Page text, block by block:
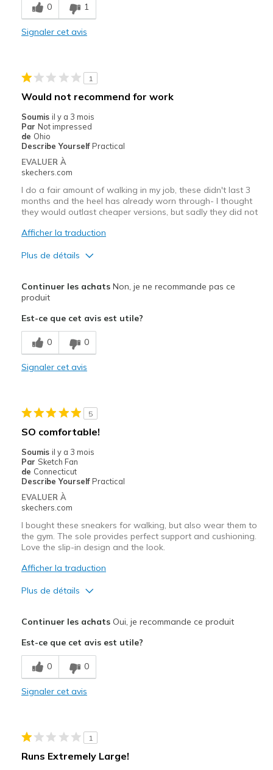
Comfortable
Travel
Width
Sizing
View On Shoes
Shoes are for Wearing
0 1
Signaler cet avis
1
Would not recommend for work
Soumis il y a 3 mois
Par Not impressed
de Ohio
Describe Yourself Practical
EVALUER À
skechers.com
I do a fair amount of walking in my job, these didn't last 3
months and the heel has already worn through- I thought
they would outlast cheaper versions, but sadly they did not
Afficher la traduction
Plus de détails
Attractive Design
Stylish
Le contre
Poor Quality
Les meilleures utilisations
Casual Wear
Sizing
View On Shoes
Continuer les achatsNon, je ne recommande pas ce
produit
Est-ce que cet avis est utile?
0 0
Signaler cet avis
5
SO comfortable!
Soumis il y a 3 mois
Par Sketch Fan
de Connecticut
Describe Yourself Practical
EVALUER À
skechers.com
I bought these sneakers for walking, but also wear them to
the gym. The sole provides perfect support and cushioning.
Love the slip-in design and the look.
Afficher la traduction
Plus de détails
Breathe Well
Comfortable
Casual Wear
Continuer les achatsOui, je recommande ce produit
Est-ce que cet avis est utile?
0 0
Signaler cet avis
1
Runs Extremely Large!